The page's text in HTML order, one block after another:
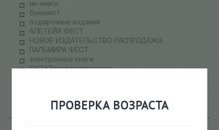
ПРОВЕРКА ВОЗРАСТА
не-книги
букинист
подарочные издания
АЛЕТЕЙЯ ФЕСТ
НОВОЕ ИЗДАТЕЛЬСТВО РАСПРОДАЖА
ПАЛЬМИРА ФЕСТ
электронные книги
СКЛАДская распродажа